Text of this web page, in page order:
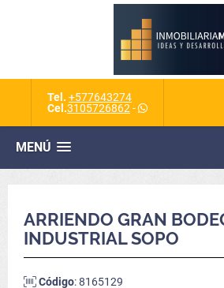
Tel. +577643274
Cel.3105726862 -
MENÚ
ARRIENDO GRAN
INDUSTRIAL SOPO
Código: 8165129